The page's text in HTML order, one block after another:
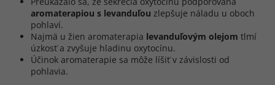
aromaterapiou s levanduľou zlepšuje náladu u oboch
pohlaví.
Najmä u žien aromaterapia levanduľovým olejom tlmí
úzkosť a zvyšuje hladinu oxytocínu.
Účinok aromaterapie sa môže líšiť v závislosti od
pohlavia.